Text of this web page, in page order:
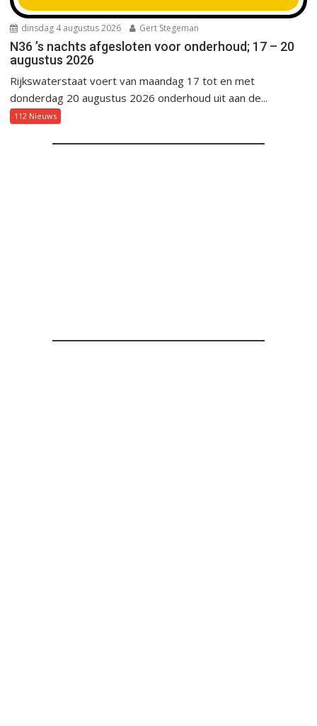
dinsdag 4 augustus 2026 Gert Stegeman
N36 ’s nachts afgesloten voor onderhoud; 17 – 20
augustus 2026
Rijkswaterstaat voert van maandag 17 tot en met
donderdag 20 augustus 2026 onderhoud uit aan de...
112 Nieuws